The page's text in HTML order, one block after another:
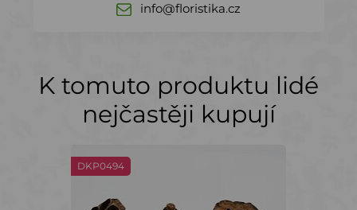
info@floristika.cz
K tomuto produktu lidé
nejčastěji kupují
DKP0494